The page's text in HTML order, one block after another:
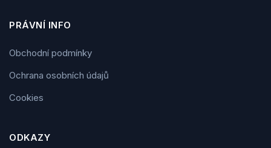
PRÁVNÍ INFO
Obchodní podmínky
Ochrana osobních údajů
Cookies
ODKAZY